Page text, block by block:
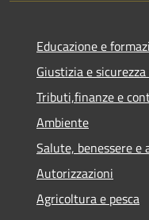
Educazione e
Giustizia e
Tributi,finanze e
Ambiente
Salute, benessere e
Autorizzazioni
Agricoltura e pesca